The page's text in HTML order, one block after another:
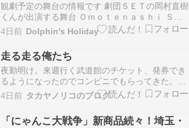
観劇予定の舞台の情報です 劇団ＳＥＴの岡村直樹
くんが出演する舞台 Ｏｍｏｔｅｎａｓｈｉ Ｓｔ
ａｇｅ 『１８ＴＲＩＰーＲ１ｚｅ＆Ｅｖ３ｎｓ
－』が ８月２５日（火）から８月３０日（日）の
日程で上演されます Omotenashi Stage18TRIP-
R1ze&Ev3ns- 202…
4日前 Dolphin's Holiday
走る走る俺たち
夜勤明け。来週行く武道館のチケット、発券でき
るようになったのでコンビニでもらってきた。ア
リーナ！！！やったー(≧∀≦)こりゃ楽しみだそし
て先日生まれた孫を見に神奈川へすいません、面
会用のカード返すの忘れました 次の1ヶ月検診の
時にでも ただお見舞いに来ただけなのに、夕食ご
4日前 タカヤノリコのブログ
「にゃんこ大戦争」新商品続々！埼玉・